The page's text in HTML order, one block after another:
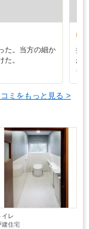
た。当方の細か
。
担
が
イ
ミをもっと見る >
イレ
建住宅